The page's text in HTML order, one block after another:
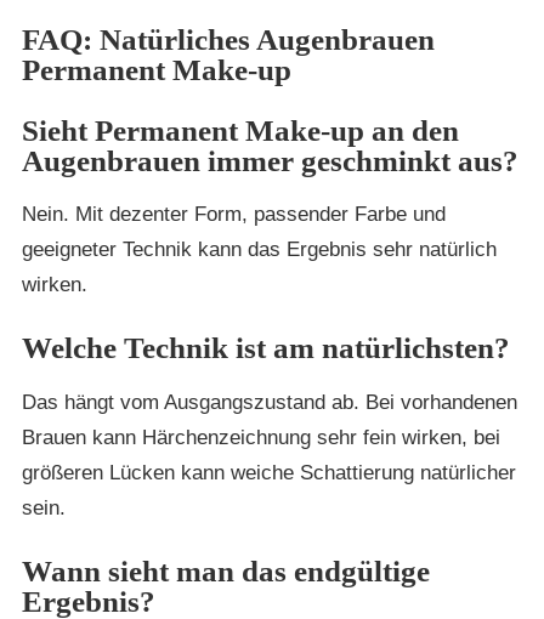
FAQ: Natürliches Augenbrauen
Permanent Make-up
Sieht Permanent Make-up an den
Augenbrauen immer geschminkt aus?
Nein. Mit dezenter Form, passender Farbe und
geeigneter Technik kann das Ergebnis sehr natürlich
wirken.
Welche Technik ist am natürlichsten?
Das hängt vom Ausgangszustand ab. Bei vorhandenen
Brauen kann Härchenzeichnung sehr fein wirken, bei
größeren Lücken kann weiche Schattierung natürlicher
sein.
Wann sieht man das endgültige
Ergebnis?